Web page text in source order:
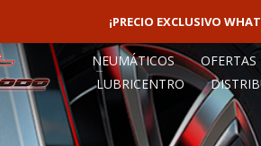
LINEAS ROTATIVAS:4797-9156
NEUMÁTICOS OFERTAS
LUBRICENTRO
¡PRECIO EXCLUSIVO